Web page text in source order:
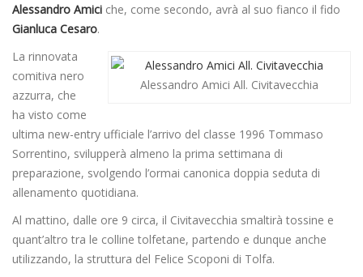
Alessandro Amici che, come secondo, avrà al suo fianco il fido
Gianluca Cesaro.
Alessandro Amici All. Civitavecchia
La rinnovata
comitiva nero
azzurra, che
ha visto come
ultima new-entry ufficiale l’arrivo del classe 1996 Tommaso
Sorrentino, svilupperà almeno la prima settimana di
preparazione, svolgendo l’ormai canonica doppia seduta di
allenamento quotidiana.
Al mattino, dalle ore 9 circa, il Civitavecchia smaltirà tossine e
quant’altro tra le colline tolfetane, partendo e dunque anche
utilizzando, la struttura del Felice Scoponi di Tolfa.